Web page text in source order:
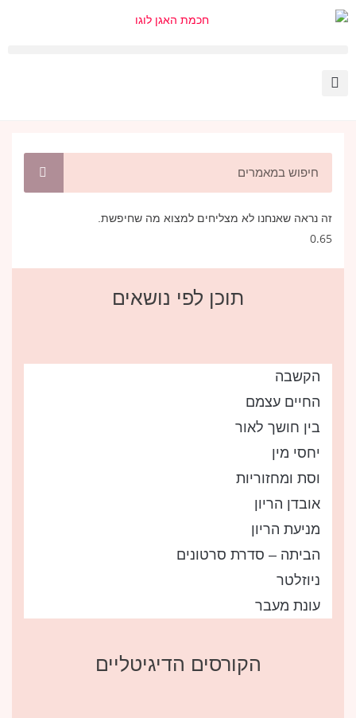
תוכן לפי נושאים
הקשבה
החיים עצמם
בין חושך לאור
יחסי מין
וסת ומחזוריות
אובדן הריון
מניעת הריון
הביתה – סדרת סרטונים
ניוזלטר
עונת מעבר
הקורסים הדיגיטליים
זה נראה שאנחנו לא מצליחים למצוא מה שחיפשת.